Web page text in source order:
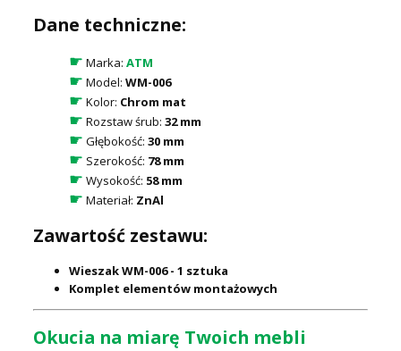
Dane techniczne:
☛ Marka: ATM
☛ Model: WM-006
☛ Kolor: Chrom mat
☛ Rozstaw śrub: 32 mm
☛ Głębokość: 30 mm
☛ Szerokość: 78 mm
☛ Wysokość: 58 mm
☛ Materiał: ZnAl
Zawartość zestawu:
Wieszak WM-006 - 1 sztuka
Komplet elementów montażowych
Okucia na miarę Twoich mebli